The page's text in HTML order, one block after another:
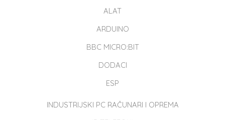
ALAT
ARDUINO
BBC MICRO:BIT
DODACI
ESP
INDUSTRIJSKI PC RAČUNARI I OPREMA